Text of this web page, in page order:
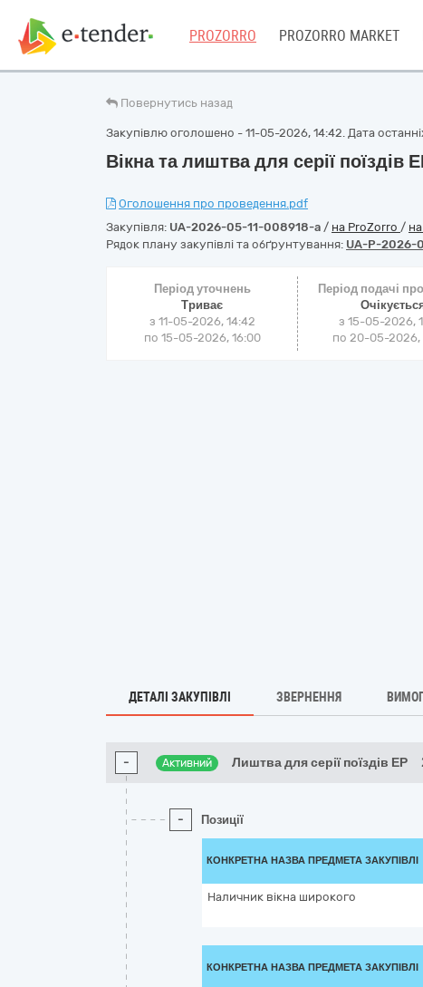
PROZORRO PROZORRO MARKET
Повернутись назад
Закупівлю оголошено - 11-05-2026, 14:42. Дата
Вікна та лиштва для серії поїздів
Оголошення про проведення.pdf
Закупівля: UA-2026-05-11-008918-a / на ProZorro /
Рядок плану закупівлі та обґрунтування: UA-P-2026-
Період уточнень
Триває
з 11-05-2026, 14:42
по 15-05-2026, 16:00
Період подачі
з 15-05-2026,
по 20-05-2026,
ДЕТАЛІ ЗАКУПІВЛІ ЗВЕРНЕННЯ
- Активний Лиштва для серії поїздів ЕР
- Позиції
КОНКРЕТНА НАЗВА ПРЕДМЕТА ЗАКУПІВЛІ
Наличник вікна широкого
КОНКРЕТНА НАЗВА ПРЕДМЕТА ЗАКУПІВЛІ